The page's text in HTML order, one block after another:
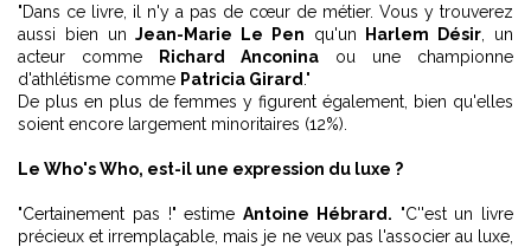
"Dans ce livre, il n'y a pas de cœur de métier. Vous y trouverez
aussi bien unJean-Marie Le Pen qu'un Harlem Désir , un
acteur comme
Richard Anconina ou une championne
d'athlétisme comme Patricia Girard ."
De plus en plus de femmes y figurent également, bien qu'elles
soient encore largement minoritaires (12%).
Le Who's Who, est-il une expression du luxe ?
"Certainement pas !" estime Antoine Hébrard. "C''est un livre
précieux et irremplaçable, mais je ne veux pas l'associer au luxe,